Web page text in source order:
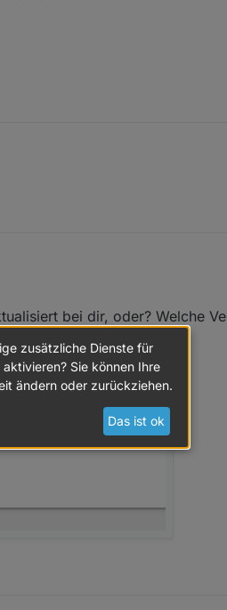
bei dir, oder? Welche
zusätzliche Dienste für
aktivieren? Sie können Ihre
ändern oder zurückziehen.
Das ist ok